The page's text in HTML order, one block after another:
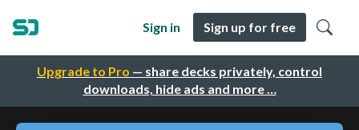
Upgrade to Pro — share decks privately, control
downloads, hide ads and more …
Sign in Sign up for free